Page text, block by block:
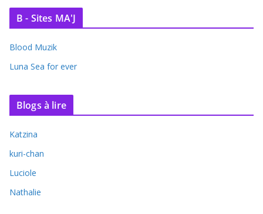
B - Sites MA'J
Blood Muzik
Luna Sea for ever
Blogs à lire
Katzina
kuri-chan
Luciole
Nathalie